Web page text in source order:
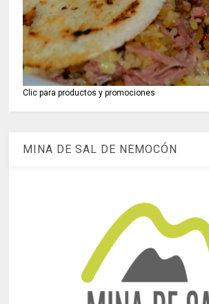
Clic para productos y promociones
MINA DE SAL DE NEMOCÓN